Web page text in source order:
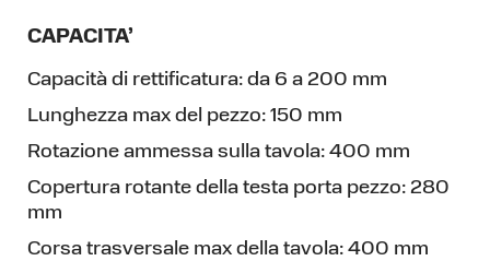
CAPACITA’
Capacità di rettificatura: da 6 a 200 mm
Lunghezza max del pezzo: 150 mm
Rotazione ammessa sulla tavola: 400 mm
Copertura rotante della testa porta pezzo: 280
mm
Corsa trasversale max della tavola: 400 mm